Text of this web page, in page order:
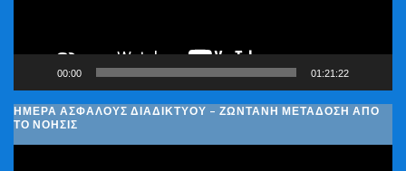
00:00 01:21:22
ΗΜΈΡΑ ΑΣΦΑΛΟΎΣ ΔΙΑΔΙΚΤΎΟΥ – ΖΩΝΤΑΝΉ ΜΕΤΆΔΟΣΗ ΑΠΌ
ΤΟ ΝΟΗΣΙΣ